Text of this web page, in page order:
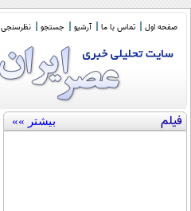
صفحه اول تماس با ما آرشیو جستجو نظرسنجی
فیلم بیشتر »»